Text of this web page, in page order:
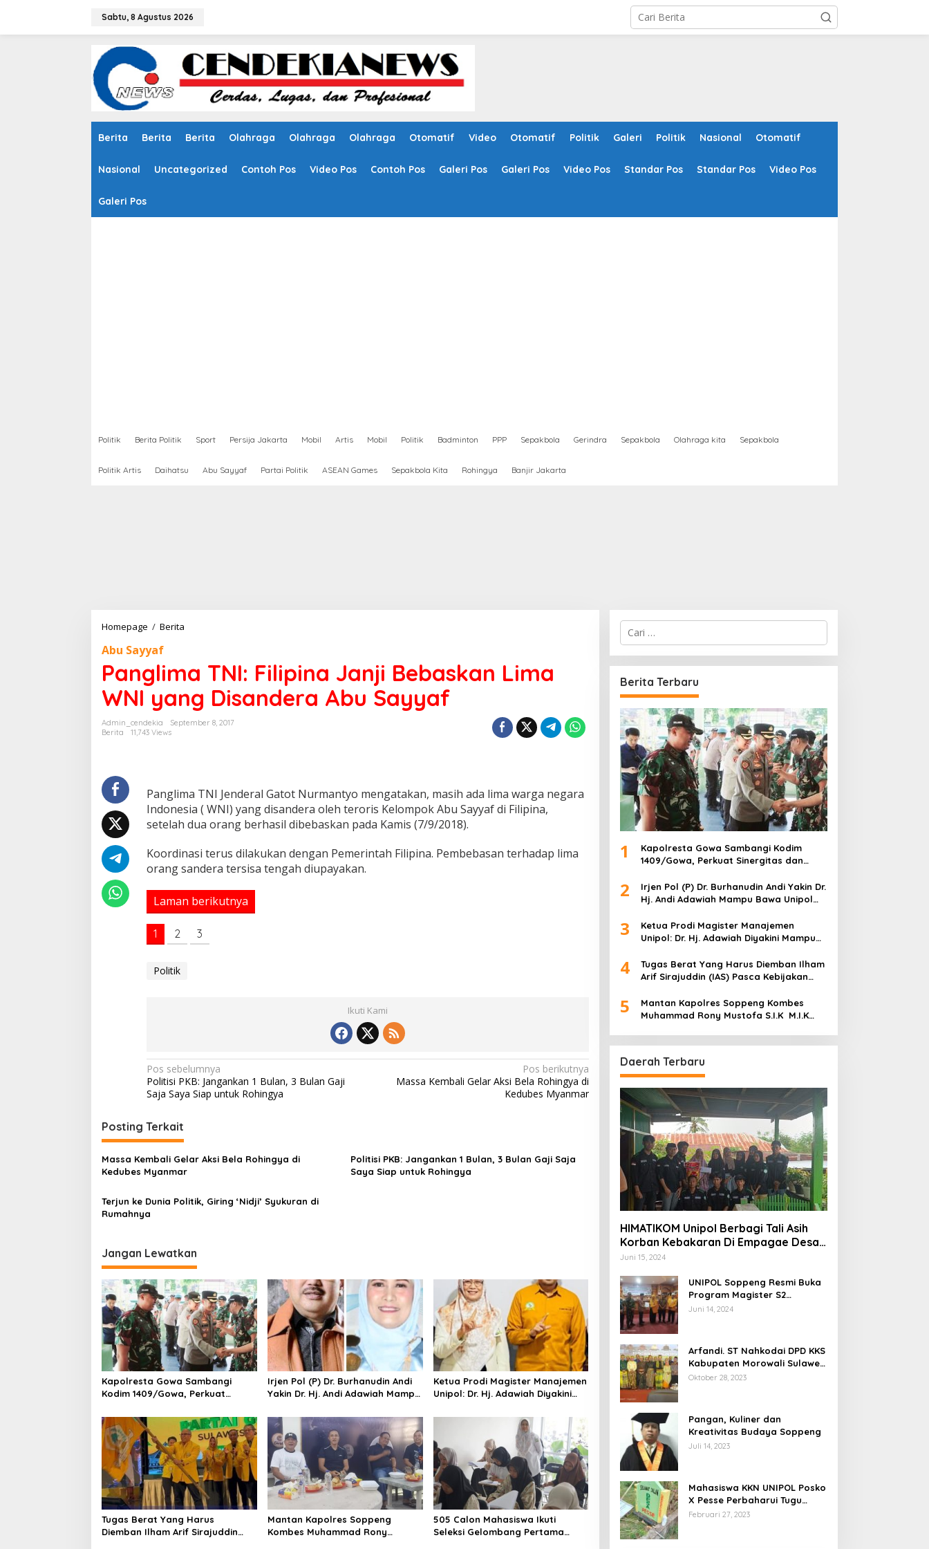
Sabtu, 8 Agustus 2026
Berita Berita Berita Olahraga Olahraga Olahraga Otomatif Video Otomatif Politik Galeri Politik Nasional Otomatif
Nasional Uncategorized Contoh Pos Video Pos Contoh Pos Galeri Pos Galeri Pos Video Pos Standar Pos Standar Pos Video Pos
Galeri Pos
Politik Berita Politik Sport Persija Jakarta Mobil Artis Mobil Politik Badminton PPP Sepakbola Gerindra Sepakbola Olahraga kita Sepakbola
Politik Artis Daihatsu Abu Sayyaf Partai Politik ASEAN Games Sepakbola Kita Rohingya Banjir Jakarta
Homepage / Berita
l
m
T
i
p
n
J
a
n
j
m
a
W
N
g
D
s
e
r
A
b
u
S
a
y
y
a
f
Abu Sayyaf
Panglima TNI: Filipina Janji Bebaskan Lima
WNI yang Disandera Abu Sayyaf
Admin_cendekia
September 8, 2017
Berita
11,743 Views
Panglima TNI Jenderal Gatot Nurmantyo mengatakan, masih ada lima warga negara
Indonesia ( WNI) yang disandera oleh teroris Kelompok Abu Sayyaf di Filipina,
setelah dua orang berhasil dibebaskan pada Kamis (7/9/2018).
Koordinasi terus dilakukan dengan Pemerintah Filipina. Pembebasan terhadap lima
orang sandera tersisa tengah diupayakan.
Laman berikutnya
1 2 3
Politik
Ikuti Kami
N
a
i
g
a
i
o
s
Pos sebelumnya
Politisi PKB: Jangankan 1 Bulan, 3 Bulan Gaji
Saja Saya Siap untuk Rohingya
Pos berikutnya
Massa Kembali Gelar Aksi Bela Rohingya di
Kedubes Myanmar
Posting Terkait
Massa Kembali Gelar Aksi Bela Rohingya di
Kedubes Myanmar
Politisi PKB: Jangankan 1 Bulan, 3 Bulan Gaji Saja
Saya Siap untuk Rohingya
Terjun ke Dunia Politik, Giring ‘Nidji’ Syukuran di
Rumahnya
Jangan Lewatkan
Kapolresta Gowa Sambangi
Kodim 1409/Gowa, Perkuat
Irjen Pol (P) Dr. Burhanudin Andi
Yakin Dr. Hj. Andi Adawiah Mampu
Ketua Prodi Magister Manajemen
Unipol: Dr. Hj. Adawiah Diyakini
Unggul
Tugas Berat Yang Harus
Diemban Ilham Arif Sirajuddin
Mantan Kapolres Soppeng
Kombes Muhammad Rony
505 Calon Mahasiswa Ikuti
Seleksi Gelombang Pertama
C
i
u
n
t
u
k
:
Berita Terbaru
1
Kapolresta Gowa Sambangi Kodim
1409/Gowa, Perkuat Sinergitas dan
2
Irjen Pol (P) Dr. Burhanudin Andi Yakin Dr.
Hj. Andi Adawiah Mampu Bawa Unipol
3
Ketua Prodi Magister Manajemen
Unipol: Dr. Hj. Adawiah Diyakini Mampu
4
Tugas Berat Yang Harus Diemban Ilham
Arif Sirajuddin (IAS) Pasca Kebijakan
5
Mantan Kapolres Soppeng Kombes
Muhammad Rony Mustofa S.I.K M.I.K
Daerah Terbaru
HIMATIKOM Unipol Berbagi Tali Asih
Korban Kebakaran Di Empagae Desa
Kessing
Juni 15, 2024
UNIPOL Soppeng Resmi Buka
Program Magister S2
Manajemen
Juni 14, 2024
Arfandi. ST Nahkodai DPD KKS
Kabupaten Morowali Sulawesi
Tengah 2023 – 2028
Oktober 28, 2023
Pangan, Kuliner dan
Kreativitas Budaya Soppeng
Juli 14, 2023
Mahasiswa KKN UNIPOL Posko
X Pesse Perbaharui Tugu
Batas Desa
Februari 27, 2023